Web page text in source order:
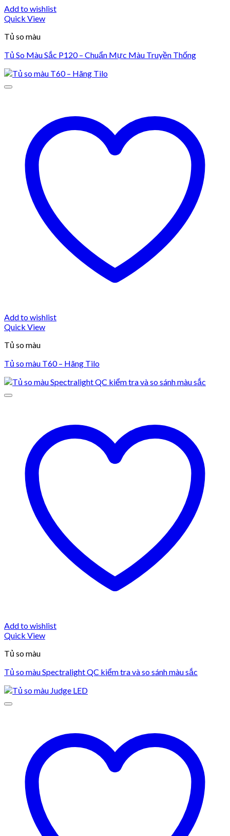
Add to wishlist
Quick View
Tủ so màu
Tủ So Màu Sắc P120 – Chuẩn Mực Màu Truyền Thống
Add to wishlist
Quick View
Tủ so màu
Tủ so màu T60 – Hãng Tilo
Add to wishlist
Quick View
Tủ so màu
Tủ so màu Spectralight QC kiểm tra và so sánh màu sắc